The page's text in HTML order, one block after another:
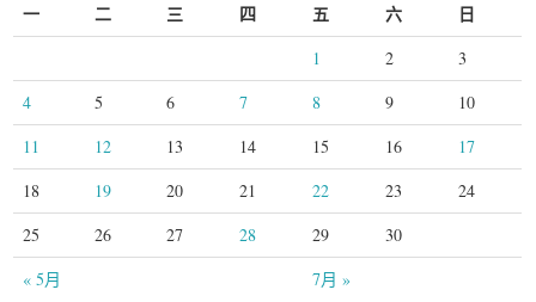
一 二 三 四 五 六 日
« 5月 7月 »
1 2
3
4
5 6 7 8 9
10
11
12 13 14 15 16
17
18
19 20 21 22 23
24
25
26 27 28 29 30